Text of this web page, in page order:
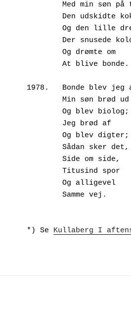
Med min søn
Den udskidte
Og den lille
Der snusede
        Og drømte om
        At blive bonde.
1978.   Bonde blev jeg
        Min søn brød ud
        Og blev biolog;
        Jeg brød af
        Og blev digter;
        Sådan sker det,
        Side om side,
        Titusind spor
        Og alligevel
        Samme vej.
*) Se Kullaberg I